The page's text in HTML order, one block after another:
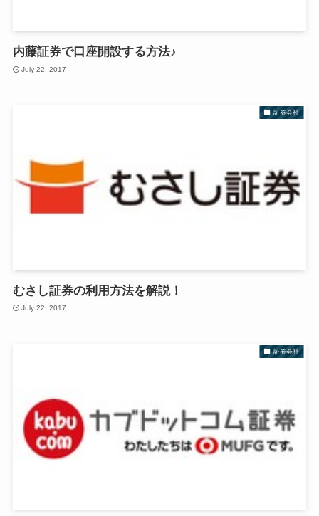
内藤証券で口座開設する方法♪
July 22, 2017
証券会社
むさし証券の利用方法を解説！
July 22, 2017
証券会社